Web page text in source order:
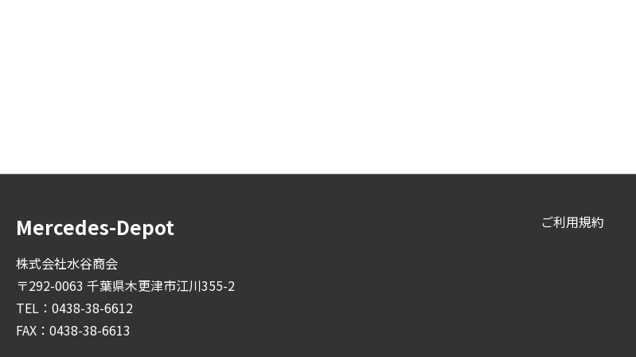
Mercedes-Depot
株式会社水谷商会
〒292-0063 千葉県木更津市江川355-2
TEL：0438-38-6612
FAX：0438-38-6613
ご利用規約